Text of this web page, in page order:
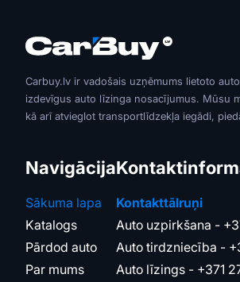
Carbuy.lv ir vadošais uzņēmums lietoto
izdevīgus auto līzinga nosacījumus. Mūsu
kā arī atvieglot transportlīdzekļa iegādi,
Navigācija
Sākuma lapa
Katalogs
Pārdod auto
Par mums
Kontakttālruņi
Auto uzpirkšana -
Auto tirdzniecība -
Auto līzings - +371